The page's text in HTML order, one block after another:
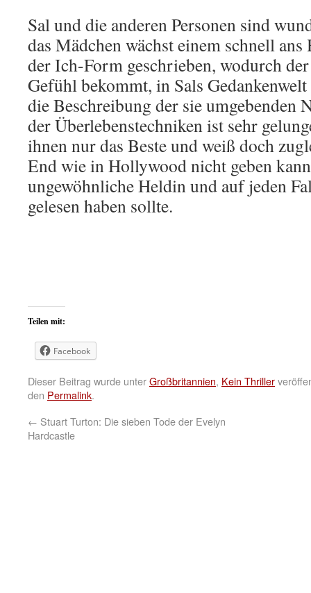
Sal und die anderen Personen sind
das Mädchen wächst einem schnell
der Ich-Form geschrieben, wodurch
Gefühl bekommt, in Sals
die Beschreibung der sie umgebenden
der Überlebenstechniken ist sehr
ihnen nur das Beste und weiß doch
End wie in Hollywood nicht geben
ungewöhnliche Heldin und auf jeden
gelesen haben sollte.
Teilen mit:
Facebook
Dieser Beitrag wurde unterGroßbritannien, Kein Thriller
den Permalink.
← Stuart Turton: Die sieben Tode der Evelyn
Hardcastle